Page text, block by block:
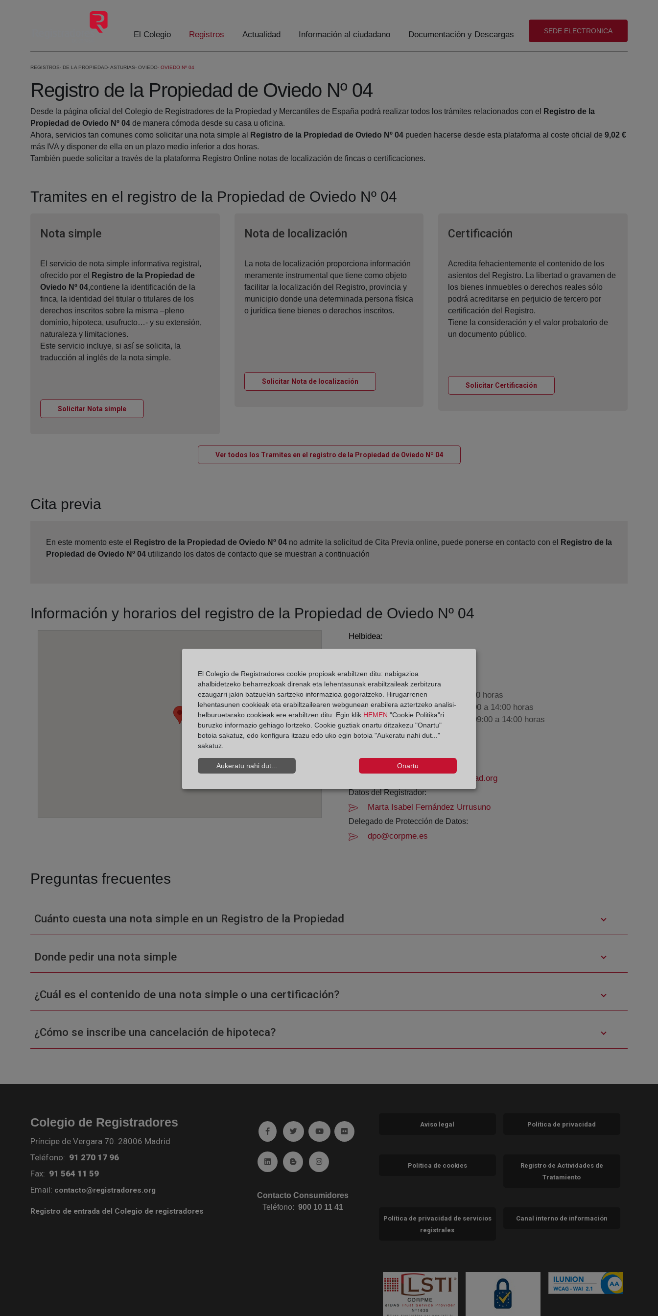
El Colegio Registros Actualidad Información al ciudadano Documentación y Descargas (abre en nueva ventana)
SEDE ELECTRONICA
REGISTROS DE LA PROPIEDAD ASTURIAS OVIEDO OVIEDO Nº 04
Registro de la Propiedad de Oviedo Nº 04
Desde la página oficial del Colegio de Registradores de la Propiedad y Mercantiles de España podrá realizar todos los trámites relacionados con el
Registro de la
Propiedad de Oviedo Nº 04 de manera cómoda desde su casa u oficina.
Ahora, servicios tan comunes como solicitar una nota simple al
Registro de la Propiedad de Oviedo Nº 04 pueden hacerse desde esta plataforma al coste oficial de 9,02 €
más IVA y disponer de ella en un plazo medio inferior a dos horas.
También puede solicitar a través de la plataforma Registro Online notas de localización de fincas o certificaciones.
Tramites en el registro de la Propiedad de Oviedo Nº 04
Nota simpleVentana nueva
El servicio de nota simple informativa registral,
ofrecido por el
Registro de la Propiedad de
Oviedo Nº 04,contiene la identificación de la
finca, la identidad del titular o titulares de los
derechos inscritos sobre la misma –pleno
dominio, hipoteca, usufructo…- y su extensión,
naturaleza y limitaciones.
Este servicio incluye, si así se solicita, la
traducción al inglés de la nota simple.
Solicitar Nota simpleVentana nueva
Nota de localizaciónVentana nueva
La nota de localización proporciona información
meramente instrumental que tiene como objeto
facilitar la localización del Registro, provincia y
municipio donde una determinada persona física
o jurídica tiene bienes o derechos inscritos.
Solicitar Nota de localizaciónVentana nueva
Certificación
Acredita fehacientemente el contenido de los
asientos del Registro. La libertad o gravamen de
los bienes inmuebles o derechos reales sólo
podrá acreditarse en perjuicio de tercero por
certificación del Registro.
Tiene la consideración y el valor probatorio de
un documento público.
Solicitar Certificación
Ver todos los Tramites en el registro de la Propiedad de Oviedo Nº 04Ventana nueva
Cita previa
En este momento este el Registro de la Propiedad de Oviedo Nº 04 no admite la solicitud de Cita Previa online, puede ponerse en contacto con el
Registro de la
Propiedad de Oviedo Nº 04 utilizando los datos de contacto que se muestran a continuación
Información y horarios del registro de la Propiedad de Oviedo Nº 04
Helbidea:
Horario:
De lunes a viernes de 09:00 a 17:00 horas
Agosto: De lunes a viernes de 09:00 a 14:00 horas
Los días 24 y 31 de diciembre de 09:00 a 14:00 horas
(98) 522 32 55
oviedo4@registrodelapropiedad.org
Datos del Registrador:
Marta Isabel Fernández Urrusuno
Delegado de Protección de Datos:
dpo@corpme.es
Preguntas frecuentes
Cuánto cuesta una nota simple en un Registro de la Propiedad
Donde pedir una nota simple
¿Cuál es el contenido de una nota simple o una certificación?
¿Cómo se inscribe una cancelación de hipoteca?
Colegio de Registradores
Príncipe de Vergara 70. 28006 Madrid
Teléfono: 91 270 17 96
Fax: 91 564 11 59
Email: contacto@registradores.org
Registro de entrada del Colegio de registradores
Ir a facebook (abre en ventana nueva)
Ir a twitter (abre en ventana nueva)
Ir a YouTube (abre en ventana nueva)
Ir a Flickr (abre en ventana nueva)
Ir a Linkedin (abre en ventana nueva)
Ir al Blog (abre en ventana nueva)
Ir a Instagram (abre en ventana nueva)
Contacto Consumidores
Teléfono:900 10 11 41
Aviso legal Política de privacidad
Política de cookies
Registro de Actividades de
Tratamiento
Política de privacidad de servicios
registrales
Canal interno de información
El Colegio de Registradores cookie propioak erabiltzen ditu: nabigazioa
ahalbidetzeko beharrezkoak direnak eta lehentasunak erabiltzaileak zerbitzura
ezaugarri jakin batzuekin sartzeko informazioa gogoratzeko. Hirugarrenen
lehentasunen cookieak eta erabiltzailearen webgunean erabilera aztertzeko analisi-
helburuetarako cookieak ere erabiltzen ditu. Egin klik HEMEN "Cookie Politika"ri
buruzko informazio gehiago lortzeko. Cookie guztiak onartu ditzakezu "Onartu"
botoia sakatuz, edo konfigura itzazu edo uko egin botoia "Aukeratu nahi dut..."
sakatuz.
Aukeratu nahi dut... Onartu